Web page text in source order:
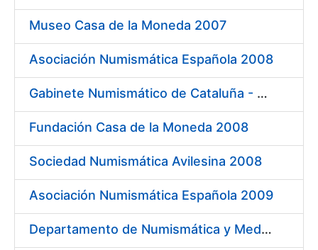
Museo Casa de la Moneda 2007
Asociación Numismática Española 2008
Gabinete Numismático de Cataluña - Museo Nacional de Arte de Cataluña 2008
Fundación Casa de la Moneda 2008
Sociedad Numismática Avilesina 2008
Asociación Numismática Española 2009
Departamento de Numismática y Medallística. Museo Arqueológico Nacional 2009